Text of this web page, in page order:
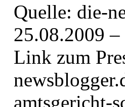
Quelle: die-
25.08.2009
Link zum
amtsgericht-